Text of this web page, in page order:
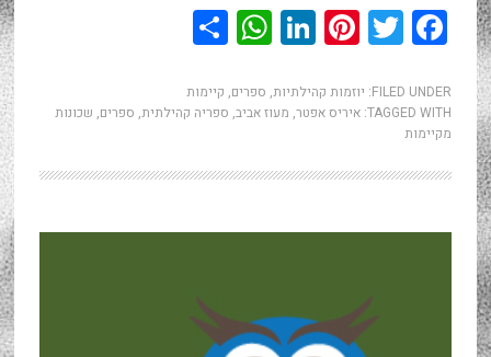
Facebook
Twitter
Pinterest
LinkedIn
WhatsApp
Share
FILED UNDER: יוזמות קהילתיות, ספרים, קיימות
TAGGED WITH: איריס אפטר, מעוז אביב, ספריה קהילתית, ספרים, שכונות
מקיימות